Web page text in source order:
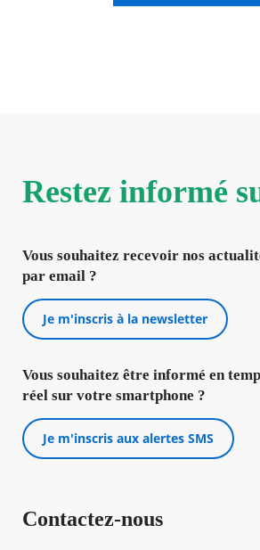
Restez informé
Vous souhaitez recevoir nos
par email ?
Je m'inscris à la newsletter
Vous souhaitez être informé en
réel sur votre smartphone ?
Je m'inscris aux alertes SMS
Contactez-nous